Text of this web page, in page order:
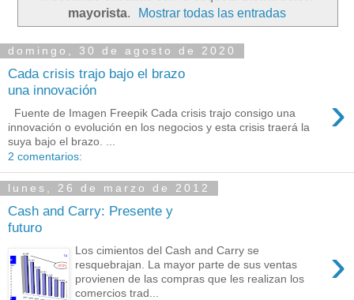
mayorista. Mostrar todas las entradas
domingo, 30 de agosto de 2020
Cada crisis trajo bajo el brazo
una innovación
›
Fuente de Imagen Freepik Cada crisis trajo consigo una
innovación o evolución en los negocios y esta crisis traerá la
suya bajo el brazo. ...
2 comentarios:
lunes, 26 de marzo de 2012
Cash and Carry: Presente y
futuro
›
Los cimientos del Cash and Carry se
resquebrajan. La mayor parte de sus ventas
provienen de las compras que les realizan los
comercios trad...